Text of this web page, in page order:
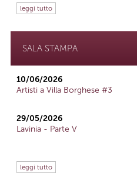
leggi tutto
SALA STAMPA
10/06/2026
Artisti a Villa Borghese #3
29/05/2026
Lavinia - Parte V
leggi tutto